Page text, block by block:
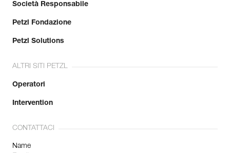
Società Responsabile
Petzl Fondazione
Petzl Solutions
ALTRI SITI PETZL
Operatori
Intervention
CONTATTACI
Name